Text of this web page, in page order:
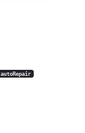
autoRepair